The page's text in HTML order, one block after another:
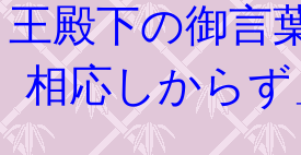
王殿下の御言
相応しから